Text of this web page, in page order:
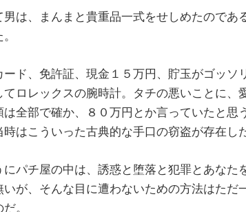
男は、まんまと貴重品一式をせしめたので
ード、免許証、現金１５万円、貯玉がゴッソ
ロレックスの腕時計。タチの悪いことに、
は全部で確か、８０万円とか言っていたと思
時はこういった古典的な手口の窃盗が存在し
にパチ屋の中は、誘惑と堕落と犯罪とあなた
いが、そんな目に遭わないための方法はただ
。